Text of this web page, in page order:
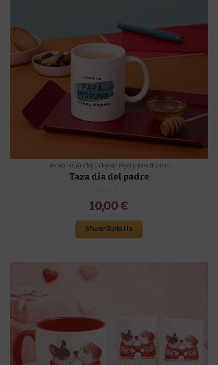
Accesorios, Huellas Callejeras, Regalos para él, Tazas
Taza día del padre
10,00 €
Show Details